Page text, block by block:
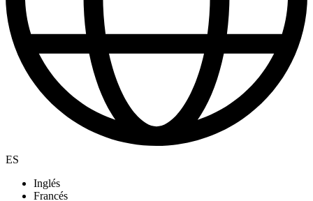
ES
Inglés
Francés